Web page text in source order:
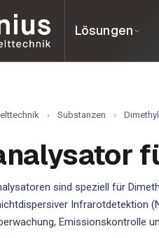
Lösungen
› Substanzen ›
sind speziell für
Infrarotdetektion
Emissionskontrolle